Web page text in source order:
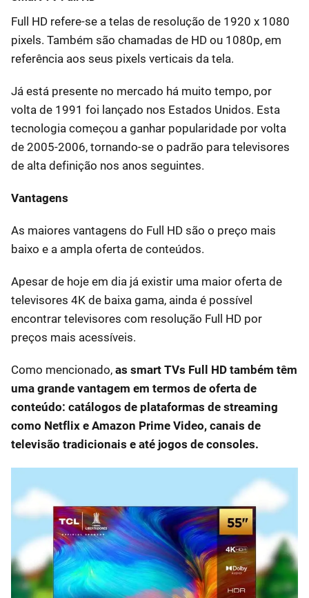
Full HD refere-se a telas de resolução de 1920 x 1080
pixels. Também são chamadas de HD ou 1080p, em
referência aos seus pixels verticais da tela.
Já está presente no mercado há muito tempo, por
volta de 1991 foi lançado nos Estados Unidos. Esta
tecnologia começou a ganhar popularidade por volta
de 2005-2006, tornando-se o padrão para televisores
de alta definição nos anos seguintes.
Vantagens
As maiores vantagens do Full HD são o preço mais
baixo e a ampla oferta de conteúdos.
Apesar de hoje em dia já existir uma maior oferta de
televisores 4K de baixa gama, ainda é possível
encontrar televisores com resolução Full HD por
preços mais acessíveis.
Como mencionado, as smart TVs Full HD também têm
uma grande vantagem em termos de oferta de
conteúdo: catálogos de plataformas de streaming
como Netflix e Amazon Prime Video, canais de
televisão tradicionais e até jogos de consoles.